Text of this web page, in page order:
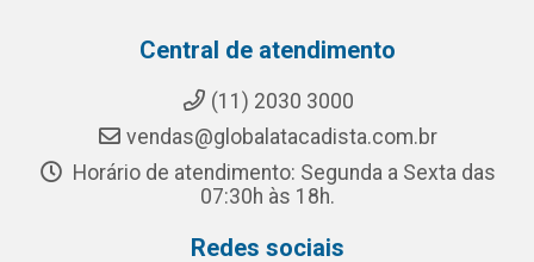
Central de atendimento
(11) 2030 3000
vendas@globalatacadista.com.br
Horário de atendimento: Segunda a Sexta das
07:30h às 18h.
Redes sociais